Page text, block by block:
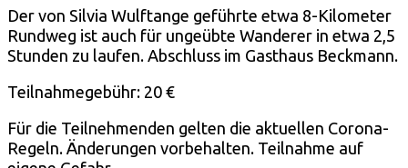
Der von Silvia Wulftange geführte etwa 8-Kilometer
Rundweg ist auch für ungeübte Wanderer in etwa 2,5
Stunden zu laufen. Abschluss im Gasthaus Beckmann.
Teilnahmegebühr: 20 €
Für die Teilnehmenden gelten die aktuellen Corona-
Regeln. Änderungen vorbehalten. Teilnahme auf